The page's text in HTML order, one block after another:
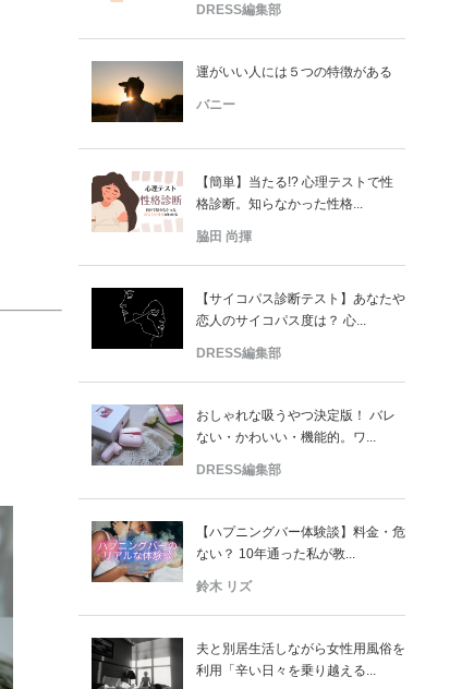
DRESS編集部
運がいい人には５つの特徴がある
バニー
【簡単】当たる!? 心理テストで性
格診断。知らなかった性格...
脇田 尚揮
【サイコパス診断テスト】あなたや
恋人のサイコパス度は？ 心...
DRESS編集部
おしゃれな吸うやつ決定版！ バレ
ない・かわいい・機能的。ワ...
DRESS編集部
【ハプニングバー体験談】料金・危
ない？ 10年通った私が教...
鈴木 リズ
夫と別居生活しながら女性用風俗を
利用「辛い日々を乗り越える...